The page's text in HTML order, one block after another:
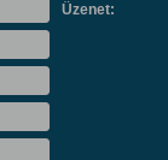
Üzenet: